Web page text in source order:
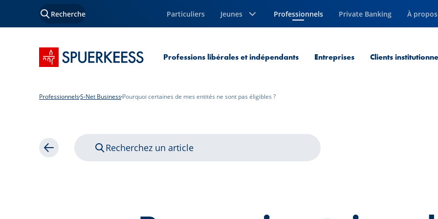
Recherche Particuliers Jeunes Professionnels
Page courante Private Banking À
Accueil SPUERKEESS Professions libérales et indépendants Entreprises Clients
ProfessionnelsS-Net BusinessPourquoi certaines de mes entités ne sont pas éligibles ?
Retour Recherchez un article